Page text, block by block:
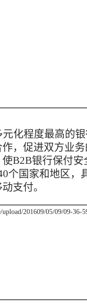
化程度最高的
，促进双方业
B2B银行保付
个国家和地区，
支付。